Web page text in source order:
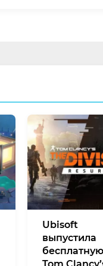
Ubisoft
выпустила
бесплатную